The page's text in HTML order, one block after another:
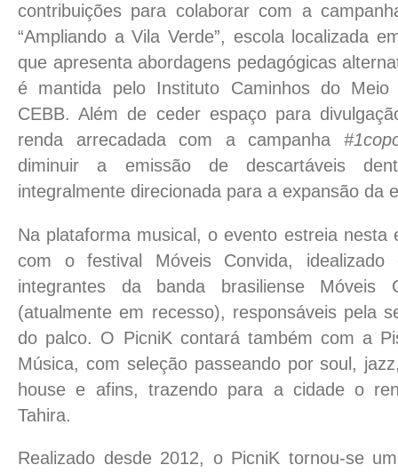
contribuições para colaborar com a
“Ampliando a Vila Verde”, escola localizada
que apresenta abordagens pedagógicas
é mantida pelo Instituto Caminhos do
CEBB. Além de ceder espaço para
renda arrecadada com a campanha
diminuir a emissão de descartáveis
integralmente direcionada para a expansão da
Na plataforma musical, o evento estreia nesta
com o festival Móveis Convida, idealizado
integrantes da banda brasiliense Móveis
(atualmente em recesso), responsáveis pela
do palco. O PicniK contará também com a
Música, com seleção passeando por soul,
house e afins, trazendo para a cidade o
Tahira.
Realizado desde 2012, o PicniK tornou-se